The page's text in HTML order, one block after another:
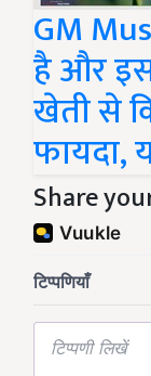
GM
है और इस
खेती से
फायदा,
Share